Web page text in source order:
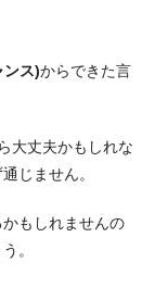
ス)からできた言
大丈夫かもしれな
じません。
かもしれませんの
。